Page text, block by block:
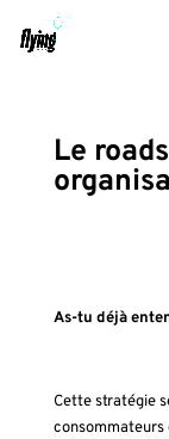
Le
As-tu déjà
Cette stratégie
consommateurs